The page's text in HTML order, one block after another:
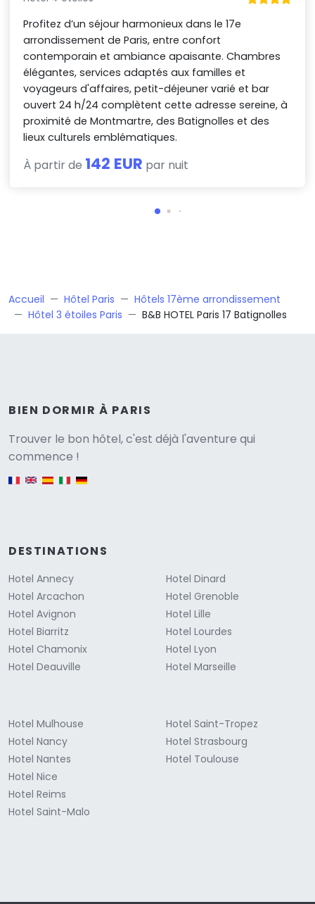
Profitez d’un séjour harmonieux dans le 17e
arrondissement de Paris, entre confort
contemporain et ambiance apaisante. Chambres
élégantes, services adaptés aux familles et
voyageurs d'affaires, petit-déjeuner varié et bar
ouvert 24 h/24 complètent cette adresse sereine, à
proximité de Montmartre, des Batignolles et des
lieux culturels emblématiques.
À partir de 142 EUR par nuit
Accueil Hôtel Paris
Hôtels 17ème arrondissement
Hôtel 3 étoiles Paris
B&B HOTEL Paris 17 Batignolles
BIEN DORMIR À PARIS
Trouver le bon hôtel, c'est déjà l'aventure qui
commence !
English version
DESTINATIONS
Hotel Annecy
Hotel Arcachon
Hotel Avignon
Hotel Biarritz
Hotel Chamonix
Hotel Deauville
Hotel Dinard
Hotel Grenoble
Hotel Lille
Hotel Lourdes
Hotel Lyon
Hotel Marseille
Hotel Mulhouse
Hotel Nancy
Hotel Nantes
Hotel Nice
Hotel Reims
Hotel Saint-Malo
Hotel Saint-Tropez
Hotel Strasbourg
Hotel Toulouse